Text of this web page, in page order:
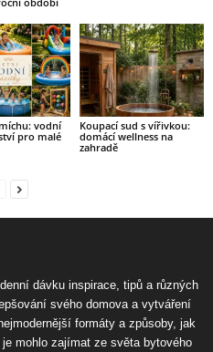
vodní
pro malé
Koupací sud s vířivkou:
domácí wellness na
zahradě
dávku inspirace, tipů a různých
svého domova a vytváření
formáty a způsoby, jak
mohlo zajímat ze světa bytového